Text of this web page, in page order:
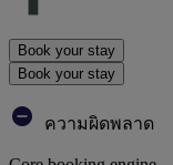
Book your stay
Book your stay
ความผิดพลาด